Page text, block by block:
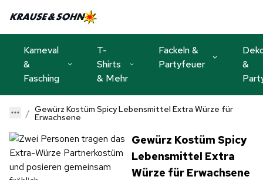
Karneval
&
Fasching
T-
Shirts
& Mehr
Fackeln &
Partyfeuer
&
Gewürz Kostüm Spicy Lebensmittel Extra Würze für
Erwachsene
Gewürz Kostüm Spicy
Lebensmittel Extra
Würze für Erwachsene